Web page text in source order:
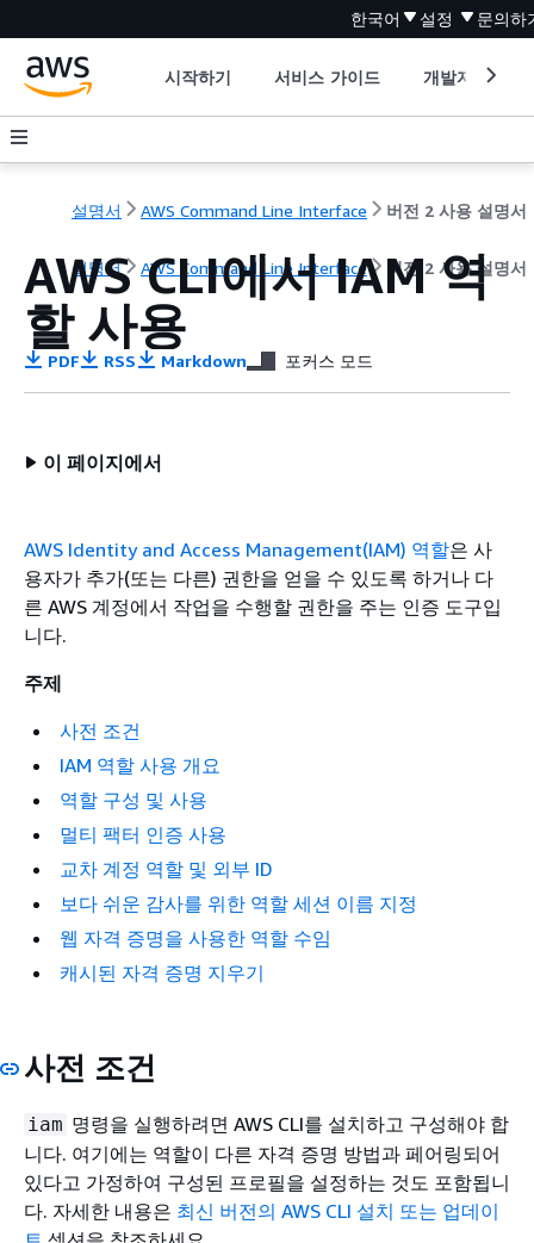
한국어 설정 문의하
시작하기 서비스 가이드 개발자 도구
설명서 AWS Command Line Interface 버전 2 사용 설명서
설명서 AWS Command Line Interface 버전 2 사용 설명서
AWS CLI에서 IAM 역
할 사용
PDF RSS Markdown 포커스 모드
이 페이지에서
AWS Identity and Access Management(IAM) 역할은 사
용자가 추가(또는 다른) 권한을 얻을 수 있도록 하거나 다
른 AWS 계정에서 작업을 수행할 권한을 주는 인증 도구입
니다.
주제
사전 조건
IAM 역할 사용 개요
역할 구성 및 사용
멀티 팩터 인증 사용
교차 계정 역할 및 외부 ID
보다 쉬운 감사를 위한 역할 세션 이름 지정
웹 자격 증명을 사용한 역할 수임
캐시된 자격 증명 지우기
사전 조건
iam 명령을 실행하려면 AWS CLI를 설치하고 구성해야 합
니다. 여기에는 역할이 다른 자격 증명 방법과 페어링되어
있다고 가정하여 구성된 프로필을 설정하는 것도 포함됩니
다. 자세한 내용은 최신 버전의 AWS CLI 설치 또는 업데이